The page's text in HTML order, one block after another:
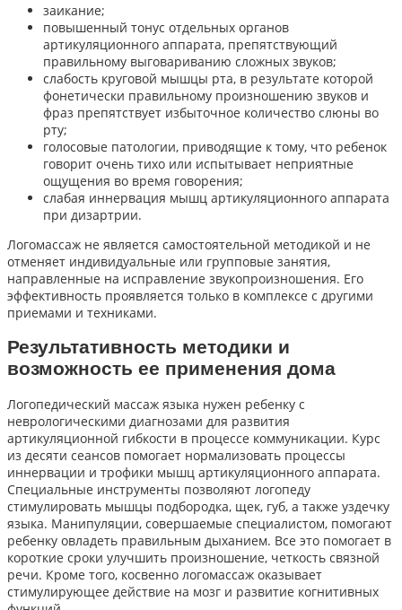
заикание;
повышенный тонус отдельных органов
артикуляционного аппарата, препятствующий
правильному выговариванию сложных звуков;
слабость круговой мышцы рта, в результате которой
фонетически правильному произношению звуков и
фраз препятствует избыточное количество слюны во
рту;
голосовые патологии, приводящие к тому, что ребенок
говорит очень тихо или испытывает неприятные
ощущения во время говорения;
слабая иннервация мышц артикуляционного аппарата
при дизартрии.
Логомассаж не является самостоятельной методикой и не
отменяет индивидуальные или групповые занятия,
направленные на исправление звукопроизношения. Его
эффективность проявляется только в комплексе с другими
приемами и техниками.
Результативность методики и
возможность ее применения дома
Логопедический массаж языка нужен ребенку с
неврологическими диагнозами для развития
артикуляционной гибкости в процессе коммуникации. Курс
из десяти сеансов помогает нормализовать процессы
иннервации и трофики мышц артикуляционного аппарата.
Специальные инструменты позволяют логопеду
стимулировать мышцы подбородка, щек, губ, а также уздечку
языка. Манипуляции, совершаемые специалистом, помогают
ребенку овладеть правильным дыханием. Все это помогает в
короткие сроки улучшить произношение, четкость связной
речи. Кроме того, косвенно логомассаж оказывает
стимулирующее действие на мозг и развитие когнитивных